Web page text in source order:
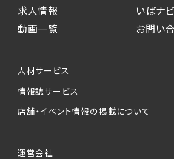
求人情報
動画一覧
いばナ
お問い
人材サービス
情報誌サービス
店舗・イベント情報の掲載について
運営会社